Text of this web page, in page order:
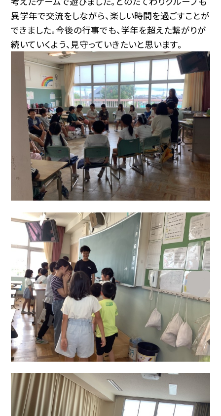
異学年で交流をしながら、楽しい時間を過ごすことが
できました。今後の行事でも、学年を超えた繋がりが
続いていくよう、見守っていきたいと思います。